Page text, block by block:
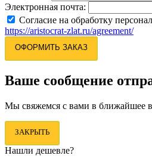
Электронная почта:
Согласие на обработку
https://aristocrat-zlat.ru/agreement/
ОФОРМИТЬ ЗАКАЗ
Ваше сообщение
Мы свяжемся с вами в ближайшее
ЗАКРЫТЬ
Нашли дешевле?